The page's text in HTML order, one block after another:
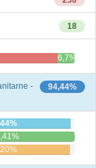
18
6,7%
94,44%
-